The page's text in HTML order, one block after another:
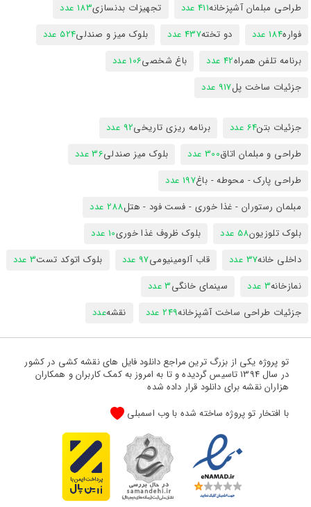
طراحی مبلمان آشپزخانه411 عدد تجهیزات بدنسازی183 عدد
فواره184 عدد دو تخته437 عدد بلوک میز و صندلی524 عدد
برنامه تلفن همراه42 عدد باغ شخصی106 عدد
جزئیات ساخت پل917 عدد
جزئیات بتن64 عدد برنامه ریزی تاریخی92 عدد
طراحی و مبلمان اتاق300 عدد بلوک میز صندلی36 عدد
طراحی پارک - محوطه - باغ197 عدد
مبلمان رستوران - غذا خوری - فست فود - هتل288 عدد
بلوک تلوزیون58 عدد بلوک ظروف غذا خوری10 عدد
داخلی خانه37 عدد قاب آلومینیومی97 عدد بلوک اتوکد تست3 عدد
نمازخانه3 عدد سینمای خانگی3 عدد
جزئیات طراحی ساخت آشپزخانه249 عدد نقشهعدد
تو پروژه یکی از بزرگ ترین مراجع دانلود فایل های نقشه کشی در کشور
در سال 1394 تاسیس گردیده و تا به امروز به کمک کاربران و همکاران
هزاران نقشه برای دانلود قرار داده شده
با افتخار تو پروژه ساخته شده با وب اسمبلی